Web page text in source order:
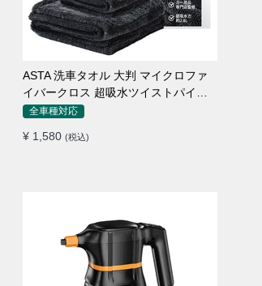
ASTA 洗車タオル 大判 マイクロファ
イバークロス 超吸水ツイストパイル
洗車クロス 傷防止 両面使える
全車種対応
¥ 1,580 (税込)